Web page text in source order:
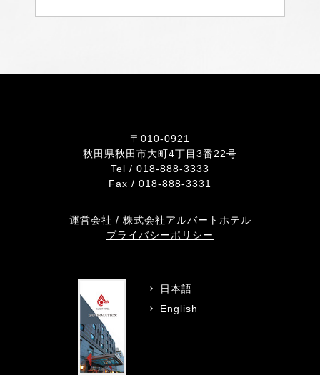
〒010-0921
秋田県秋田市大町4丁目3番22号
Tel / 018-888-3333
Fax / 018-888-3331
運営会社 / 株式会社アルバートホテル
プライバシーポリシー
日本語
English